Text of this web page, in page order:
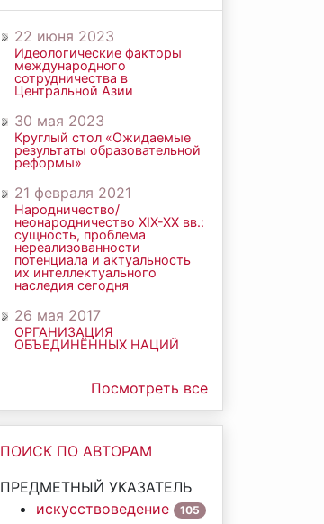
22 июня 2023
Идеологические факторы
международного
сотрудничества в
Центральной Азии
30 мая 2023
Круглый стол «Ожидаемые
результаты образовательной
реформы»
21 февраля 2021
Народничество/
неонародничество ХIХ-ХХ вв.:
сущность, проблема
нереализованности
потенциала и актуальность
их интеллектуального
наследия сегодня
26 мая 2017
ОРГАНИЗАЦИЯ
ОБЪЕДИНЁННЫХ НАЦИЙ
Посмотреть все
ПОИСК ПО АВТОРАМ
ПРЕДМЕТНЫЙ УКАЗАТЕЛЬ
искусствоведение
105